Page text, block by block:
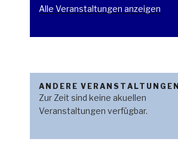
Alle Veranstaltungen anzeigen
ANDERE VERANSTALTUNGEN
Zur Zeit sind keine akuellen
Veranstaltungen verfügbar.